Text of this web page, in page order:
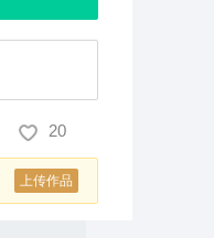
20
上传作品